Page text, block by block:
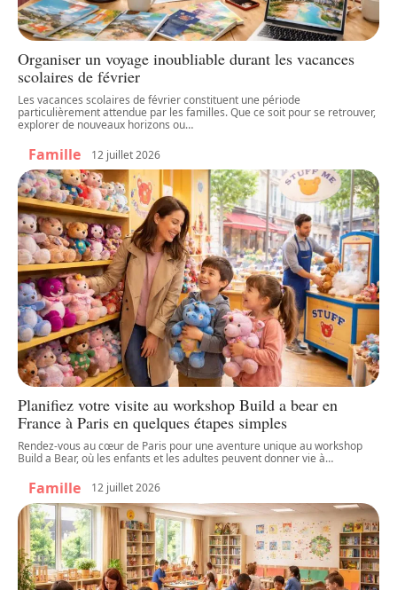
Organiser un voyage inoubliable durant les vacances
scolaires de février
Les vacances scolaires de février constituent une période
particulièrement attendue par les familles. Que ce soit pour se retrouver,
explorer de nouveaux horizons ou…
Famille 12 juillet 2026
Planifiez votre visite au workshop Build a bear en
France à Paris en quelques étapes simples
Rendez-vous au cœur de Paris pour une aventure unique au workshop
Build a Bear, où les enfants et les adultes peuvent donner vie à…
Famille 12 juillet 2026